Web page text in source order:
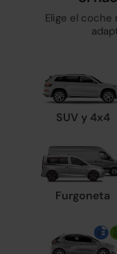
Elige el
SUV y 4x4
Furgoneta